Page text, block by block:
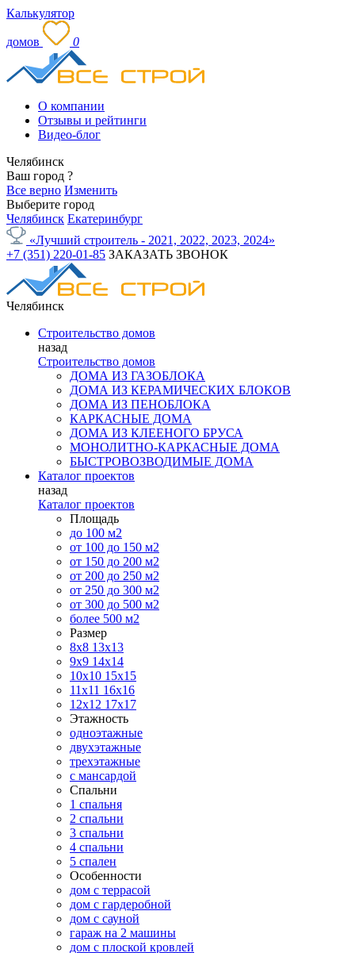
Калькулятор
домов 0
О компании
Отзывы и рейтинги
Видео-блог
Челябинск
Ваш город ?
Все верно Изменить
Выберите город
Челябинск Екатеринбург
«Лучший строитель - 2021, 2022, 2023, 2024»
+7 (351) 220-01-85 ЗАКАЗАТЬ ЗВОНОК
Челябинск
Строительство домов
назад
Строительство домов
ДОМА ИЗ ГАЗОБЛОКА
ДОМА ИЗ КЕРАМИЧЕСКИХ БЛОКОВ
ДОМА ИЗ ПЕНОБЛОКА
КАРКАСНЫЕ ДОМА
ДОМА ИЗ КЛЕЕНОГО БРУСА
МОНОЛИТНО-КАРКАСНЫЕ ДОМА
БЫСТРОВОЗВОДИМЫЕ ДОМА
Каталог проектов
назад
Каталог проектов
Площадь
до 100 м2
от 100 до 150 м2
от 150 до 200 м2
от 200 до 250 м2
от 250 до 300 м2
от 300 до 500 м2
более 500 м2
Размер
8х8 13х13
9х9 14х14
10х10 15х15
11x11 16х16
12х12 17х17
Этажность
одноэтажные
двухэтажные
трехэтажные
с мансардой
Спальни
1 спальня
2 спальни
3 спальни
4 спальни
5 спален
Особенности
дом с террасой
дом с гардеробной
дом с сауной
гараж на 2 машины
дом с плоской кровлей